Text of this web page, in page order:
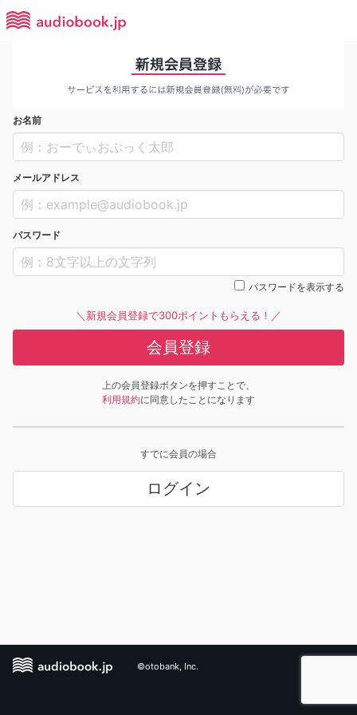
お名前
メールアドレス
パスワード
パスワードを表示する
＼新規会員登録で300ポイントもらえる！／
会員登録
上の会員登録ボタンを押すことで、
利用規約に同意したことになります
すでに会員の場合
ログイン
©otobank, Inc.